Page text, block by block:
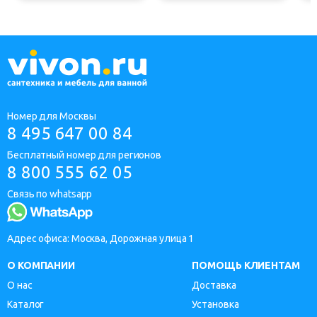
Номер для Москвы
8 495 647 00 84
Бесплатный номер для регионов
8 800 555 62 05
Связь по whatsapp
Адрес офиса: Москва, Дорожная улица 1
О КОМПАНИИ
О нас
Каталог
ПОМОЩЬ КЛИЕНТАМ
Доставка
Установка